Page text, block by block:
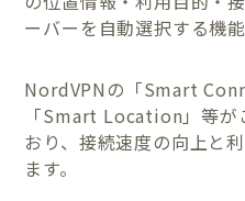
ーバーを自動選択する機能
NordVPNの「Smart
「Smart Location」等が
おり、接続速度の向上と
ます。